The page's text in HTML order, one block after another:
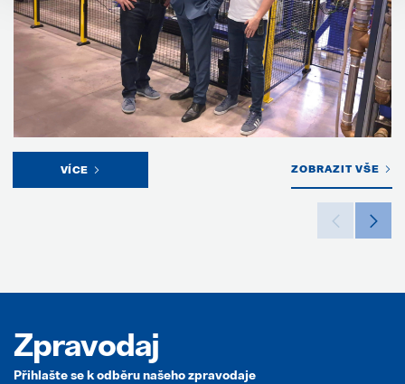
VÍCE ZOBRAZIT VŠE
Zpravodaj
Přihlašte se k odběru našeho zpravodaje